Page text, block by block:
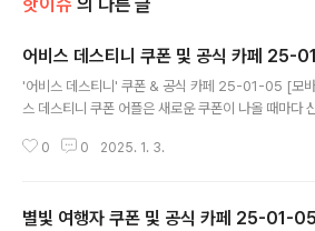
핫이슈 의 다른 글
어비스 데스티니 쿠폰
'어비스 데스티니' 쿠폰 & 공식 카페 25-01-05 [모바일 게임
스 데스티니 쿠폰 어플은 새로운 쿠폰이 나올 때마다
상 쿠폰 찾으러 블로그나 카페를 돌아다니지 마세요. 어비스 데스티니 쿠폰 어
위한 특별한 쿠폰 앱 입니다. 어비스 데스티니 쿠폰 어플 다운로드 https://pla
0 0 2025. 1. 3.
별빛 여행자 쿠폰 및 공식 카페 25-01-05